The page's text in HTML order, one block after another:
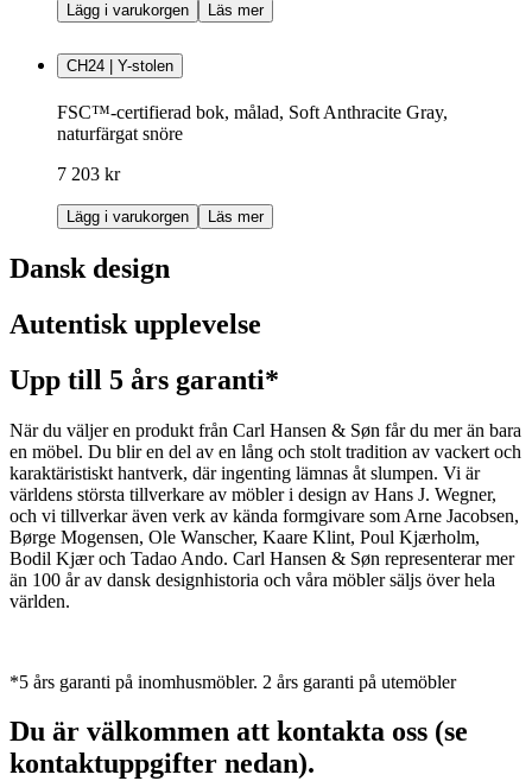
Lägg i varukorgen Läs mer
CH24 | Y-stolen
FSC™-certifierad bok, målad, Soft Anthracite Gray,
naturfärgat snöre
7 203 kr
Lägg i varukorgen Läs mer
Dansk design
Autentisk upplevelse
Upp till 5 års garanti*
När du väljer en produkt från Carl Hansen & Søn får du mer än bara
en möbel. Du blir en del av en lång och stolt tradition av vackert och
karaktäristiskt hantverk, där ingenting lämnas åt slumpen. Vi är
världens största tillverkare av möbler i design av Hans J. Wegner,
och vi tillverkar även verk av kända formgivare som Arne Jacobsen,
Børge Mogensen, Ole Wanscher, Kaare Klint, Poul Kjærholm,
Bodil Kjær och Tadao Ando. Carl Hansen & Søn representerar mer
än 100 år av dansk designhistoria och våra möbler säljs över hela
världen.
*5 års garanti på inomhusmöbler. 2 års garanti på utemöbler
Du är välkommen att kontakta oss (se
kontaktuppgifter nedan).